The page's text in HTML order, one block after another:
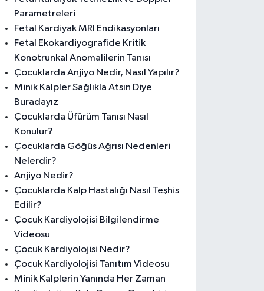
Parametreleri
Fetal Kardiyak MRI Endikasyonları
Fetal Ekokardiyografide Kritik
Konotrunkal Anomalilerin Tanısı
Çocuklarda Anjiyo Nedir, Nasıl Yapılır?
Minik Kalpler Sağlıkla Atsın Diye
Buradayız
Çocuklarda Üfürüm Tanısı Nasıl
Konulur?
Çocuklarda Göğüs Ağrısı Nedenleri
Nelerdir?
Anjiyo Nedir?
Çocuklarda Kalp Hastalığı Nasıl Teşhis
Edilir?
Çocuk Kardiyolojisi Bilgilendirme
Videosu
Çocuk Kardiyolojisi Nedir?
Çocuk Kardiyolojisi Tanıtım Videosu
Minik Kalplerin Yanında Her Zaman